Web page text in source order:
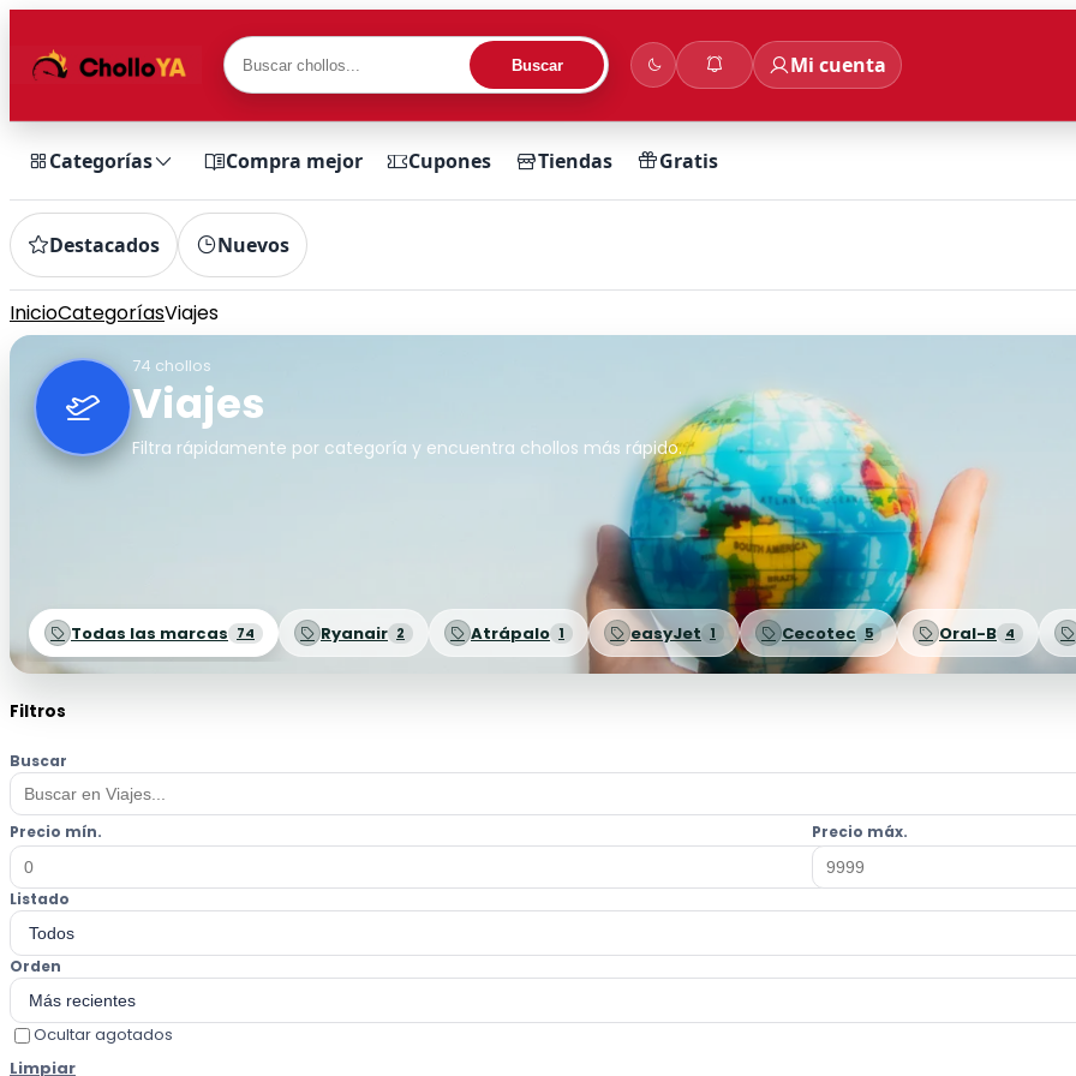
Buscar Mi cuenta
Categorías Compra mejor Cupones Tiendas Gratis
Destacados Nuevos
InicioCategoríasViajes
74 chollos
Viajes
Filtra rápidamente por categoría y encuentra chollos más rápido.
Todas las marcas 74 Ryanair 2 Atrápalo 1 easyJet 1 Cecotec 5 Oral-B 4
Filtros
Buscar
Precio mín. Precio máx.
Listado
Orden
Ocultar agotados
Limpiar